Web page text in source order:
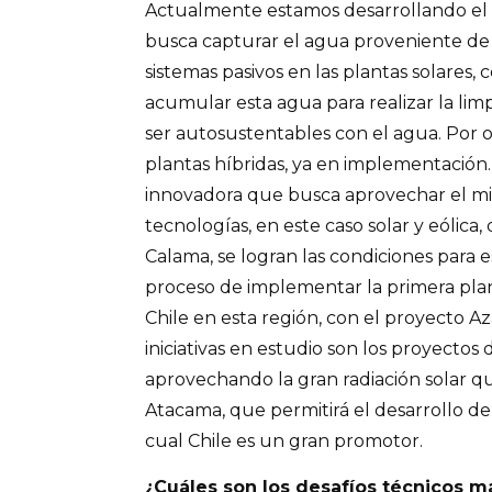
Actualmente estamos desarrollando el
busca capturar el agua proveniente
sistemas pasivos en las plantas
acumular esta agua para realizar la
ser autosustentables con el agua. Por
plantas híbridas, ya en
innovadora que busca aprovechar el
tecnologías, en este caso solar y eólica,
Calama, se logran las condiciones para
proceso de implementar la primera
Chile en esta región, con el proyecto
iniciativas en estudio son los proyectos
aprovechando la gran radiación solar
Atacama, que permitirá el desarrollo
cual Chile es un gran promotor.
¿Cuáles son los desafíos técnicos